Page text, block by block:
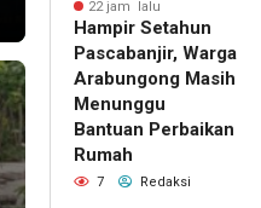
22 jam lalu
Hampir Setahun
Pascabanjir, Warga
Arabungong Masih
Menunggu
Bantuan Perbaikan
Rumah
7 Redaksi